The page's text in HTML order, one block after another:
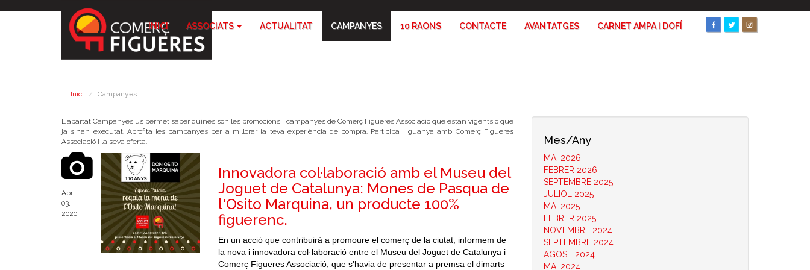
INICI ASSOCIATS ACTUALITAT CAMPANYES 10 RAONS CONTACTE AVANTATGES CARNET AMPA I DOFÍ
Inici Campanyes
L'apartat Campanyes us permet saber quines són les promocions i campanyes de Comerç Figueres Associació que estan vigents o que
ja s'han executat. Aprofita les campanyes per a millorar la teva experiència de compra. Participa i guanya amb Comerç Figueres
Associació i la seva oferta.
Apr
03,
2020
Innovadora col·laboració amb el Museu del
Joguet de Catalunya: Mones de Pasqua de
l'Osito Marquina, un producte 100%
figuerenc.
En un acció que contribuirà a promoure el comerç de la ciutat, informem de
la nova i innovadora col·laboració entre el Museu del Joguet de Catalunya i
Comerç Figueres Associació, que s'havia de presentar a premsa el dimarts
Mes/Any
MAI 2026
FEBRER 2026
SEPTEMBRE 2025
JULIOL 2025
MAI 2025
FEBRER 2025
NOVEMBRE 2024
SEPTEMBRE 2024
AGOST 2024
MAI 2024